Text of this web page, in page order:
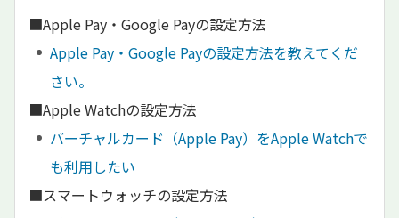
■Apple Pay・Google Payの設定方法
Apple Pay・Google Payの設定方法を教えてくだ
さい。
■Apple Watchの設定方法
バーチャルカード（Apple Pay）をApple Watchで
も利用したい
■スマートウォッチの設定方法